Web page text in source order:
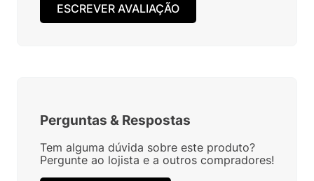
ESCREVER AVALIAÇÃO
Perguntas & Respostas
Tem alguma dúvida sobre este produto?
Pergunte ao lojista e a outros compradores!